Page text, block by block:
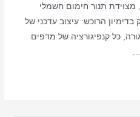
מצוידת תנור חימום חשמלי
בדימיון הרוכש: עיצוב עדכני של
כל קנפיגורציה של מדפים